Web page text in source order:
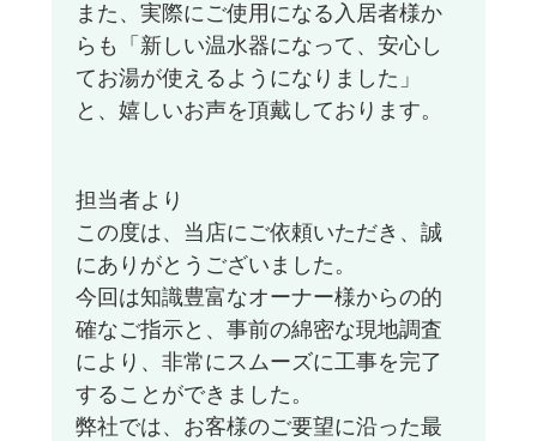
また、実際にご使用になる入居者様か
らも「新しい温水器になって、安心し
てお湯が使えるようになりました」
と、嬉しいお声を頂戴しております。
担当者より
この度は、当店にご依頼いただき、誠
にありがとうございました。
今回は知識豊富なオーナー様からの的
確なご指示と、事前の綿密な現地調査
により、非常にスムーズに工事を完了
することができました。
弊社では、お客様のご要望に沿った最